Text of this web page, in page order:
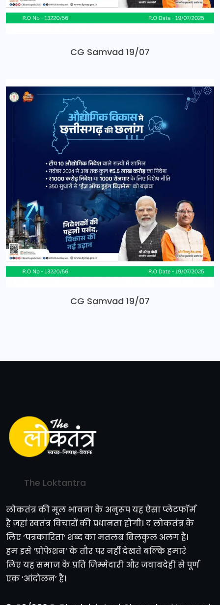
CG Samvad 19/07
CG Samvad 19/07
The Loktantra
लोकतंत्र की मूल भावना के अनुरूप यह ऐसा प्लेटफॉर्म
है जहां स्वतंत्र विचारों की प्रधानता होगी। द लोकतंत्र के
लिए ‘पत्रकारिता’ शब्द का मतलब बिलकुल अलग है।
हम इसे ‘प्रोफेशन’ के तौर पर नहीं देखते बल्कि हमारे
लिए यह समाज के प्रति जिम्मेदारी और जवाबदेही से पूर्ण
एक ‘आंदोलन’ है।